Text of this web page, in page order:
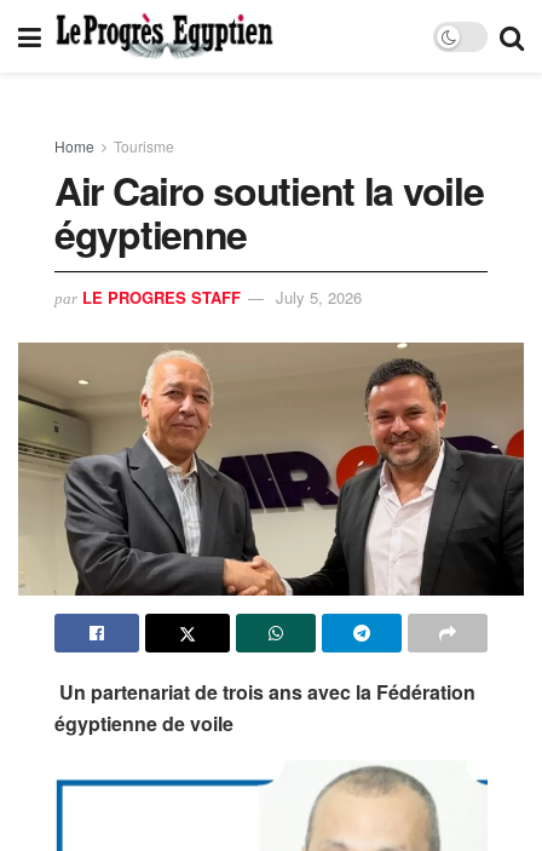
Home Tourisme
Air Cairo soutient la voile
égyptienne
par LE PROGRES STAFF July 5, 2026
Un partenariat de trois ans avec la Fédération
égyptienne de voile